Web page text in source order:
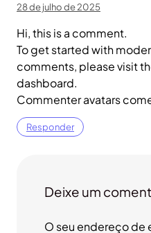
28 de julho de 2025
Hi, this is a comment.
To get started with
comments, please visit
dashboard.
Commenter avatars
Responder
Deixe um
O seu endereço de